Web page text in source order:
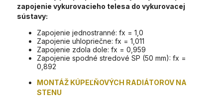
zapojenie vykurovacieho telesa do vykurovacej
sústavy:
Zapojenie jednostranné: fx = 1,0
Zapojenie uhlopriečne: fx = 1,011
Zapojenie zdola dole: fx = 0,959
Zapojenie spodné stredové SP (50 mm): fx =
0,892
MONTÁŽ KÚPEĽŇOVÝCH RADIÁTOROV NA
STENU